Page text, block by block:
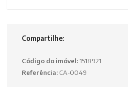
Compartilhe:
Código do imóvel:1518921
Referência: CA-0049